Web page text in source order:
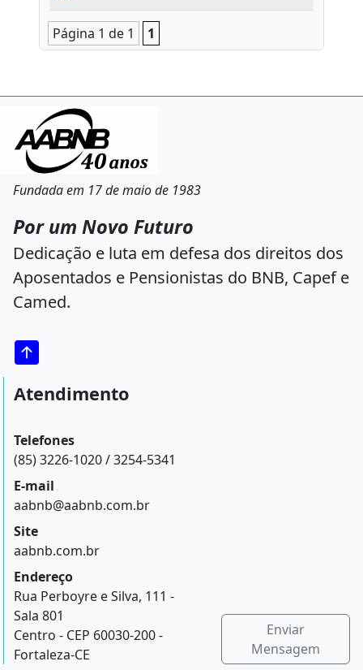
Página 1 de 1 1
Fundada em 17 de maio de 1983
Por um Novo Futuro
Dedicação e luta em defesa dos direitos dos
Aposentados e Pensionistas do BNB, Capef e
Camed.
Atendimento
Telefones
(85) 3226-1020 / 3254-5341
E-mail
aabnb@aabnb.com.br
Site
aabnb.com.br
Endereço
Rua Perboyre e Silva, 111 -
Sala 801
Centro - CEP 60030-200 -
Fortaleza-CE
Enviar
Mensagem